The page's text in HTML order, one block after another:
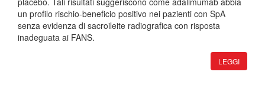
un profilo rischio-beneficio positivo nei pazienti con SpA
senza evidenza di sacroileite radiografica con risposta
inadeguata ai FANS.
LEGGI